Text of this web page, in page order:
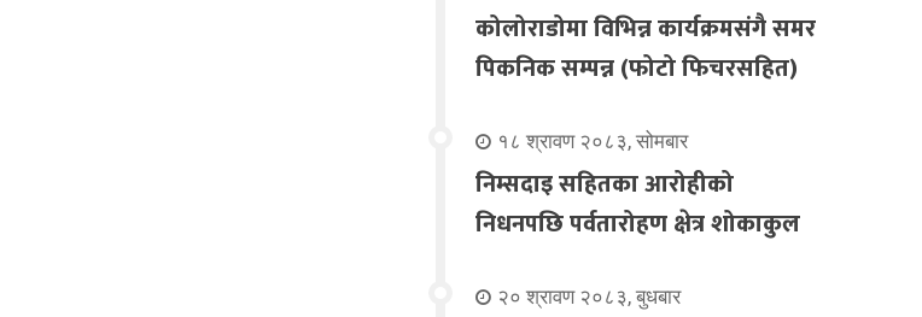
कोलोराडोमा विभिन्न कार्यक्रमसंगै समर
पिकनिक सम्पन्न (फोटो फिचरसहित)
१८ श्रावण २०८३, सोमबार
निम्सदाइ सहितका आरोहीको
निधनपछि पर्वतारोहण क्षेत्र शोकाकुल
२० श्रावण २०८३, बुधबार